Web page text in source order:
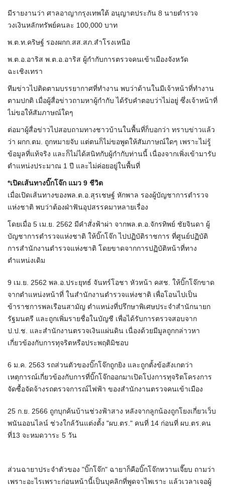
มีรายงานว่า ศาลอาญากรุงเทพใต้ อนุญาตประกัน 8 นายตำรวจ
วงเงินหลักทรัพย์คนละ 100,000 บาท
พ.ต.ท.คริษฐ์ รองผกก.สส.สภ.สำโรงเหนือ
พ.ต.อ.อาริส พ.ต.อ.อาริส ผู้กำกับการตรวจคนเข้าเมืองจังหวัด
ฉะเชิงเทรา
ทีมข่าวไปติดตามบรรยากาศที่ทำงาน พบว่าด้านในมีเจ้าหน้าที่ทำงาน
ตามปกติ เมื่อผู้สื่อข่าวถามหาผู้กำกับ ได้รับคำตอบว่าไม่อยู่ ซึ่งเจ้าหน้าที่
ไม่ขอให้สัมภาษณ์ใดๆ
ต่อมาผู้สื่อข่าวไปสอบถามทางชาวบ้านในพื้นที่ก็บอกว่า ทราบข่าวแล้ว
ว่า ผกก.ตม. ถูกหมายจับ แต่ตนก็ไม่ขอพูดให้สัมภาษณ์ใดๆ เพราะไม่รู้
ข้อมูลที่แท้จริง และก็ไม่ได้สนิทกับผู้กำกับท่านนี้ เนื่องจากเพิ่งเข้ามารับ
ตำแหน่งประมาณ 1 ปี และไม่ค่อยอยู่ในพื้นที่
*เปิดเส้นทางบิ๊กโจ๊ก แมว 9 ชีวิต
เมื่อเปิดเส้นทางของพล.ต.อ.สุรเชษฐ์ หักพาล รองผู้บัญชาการตำรวจ
แห่งชาติ พบว่าต้องฝ่าฟันอุปสรรคมาหลายเรื่อง
โดยเมื่อ 5 เม.ย. 2562 มีคำสั่งฟ้าผ่า จากพล.ต.อ.จักรทิพย์ ชัยจินดา ผู้
บัญชาการตำรวจแห่งชาติ ให้บิ๊กโจ๊ก ไปปฏิบัติราชการ ที่ศูนย์ปฏิบัติ
การสำนักงานตำรวจแห่งชาติ โดยขาดจากการปฏิบัติหน้าที่ทาง
ตำแหน่งเดิม
9 เม.ย. 2562 พล.อ.ประยุทธ์ จันทร์โอชา หัวหน้า คสช. ให้บิ๊กโจ๊กขาด
จากตำแหน่งหน้าที่ ในสำนักงานตำรวจแห่งชาติ เพื่อโอนไปเป็น
ข้าราชการพลเรือนสามัญ ตำแหน่งที่ปรึกษาพิเศษประจำสำนักนายก
รัฐมนตรี และถูกเพิ่มรายชื่อในบัญชี เพื่อได้รับการตรวจสอบจาก
ป.ป.ช. และสำนักงานตรวจเงินแผ่นดิน เนื่องด้วยมีมูลถูกกล่าวหา
เกี่ยวข้องกับการทุจริตหรือประพฤติมิชอบ
6 ม.ค. 2563 รถส่วนตัวของบิ๊กโจ๊กถูกยิง และถูกตั้งข้อสังเกตว่า
เหตุการณ์เกี่ยวข้องกับการที่บิ๊กโจ๊กออกมาเปิดโปงการทุจริตโครงการ
จัดซื้อจัดจ้างรถตรวจการณ์ไฟฟ้า ของสำนักงานตรวจคนเข้าเมือง
25 ก.ย. 2566 ถูกบุกค้นบ้านช่วงฟ้าสาง หลังจากลูกน้องถูกโยงเกี่ยวเว็บ
พนันออนไลน์ ช่วงใกล้วันแต่งตั้ง "ผบ.ตร." คนที่ 14 ก่อนที่ ผบ.ตร.คน
ที่13 จะหมดวาระ 5 วัน
ส่วนฉายาประจำตัวของ "บิ๊กโจ๊ก" ฉายาก็คือบิ๊กโจ๊กหวานเจี๊ยบ ถามว่า
เพราะอะไรเพราะก่อนหน้านี้เป็นบุคลิกที่พูดจาไพเราะ แล้วเวลาเจอผู้